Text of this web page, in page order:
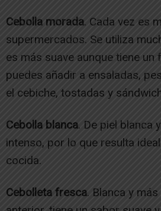
Cebolla morada. Cada vez es
supermercados. Se utiliza
es más suave aunque tiene un
puedes añadir a ensaladas,
el cebiche, tostadas y
Cebolla blanca. De piel blanca
intenso, por lo que resulta
cocida.
Cebolleta fresca. Blanca y